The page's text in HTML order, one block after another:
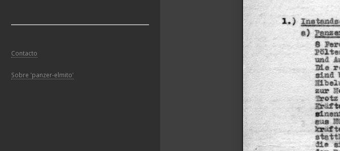
Contacto
Sobre 'panzer-elmito'